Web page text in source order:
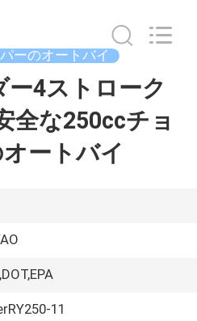
ーのオートバイ
4ストローク
全な250ccチョ
ートバイ
11